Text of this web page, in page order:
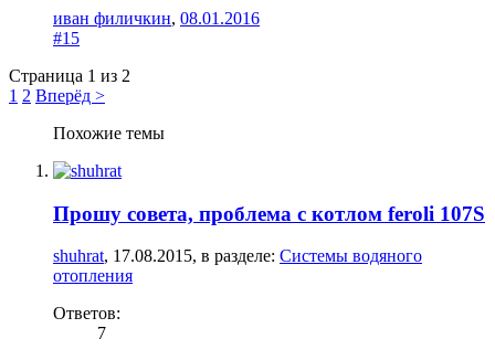
иван филичкин, 08.01.2016
#15
Страница 1 из 2
1 2 Вперёд >
Похожие темы
Прошу совета, проблема с котлом feroli 107S
shuhrat, 17.08.2015, в разделе: Системы водяного
отопления
Ответов:
7